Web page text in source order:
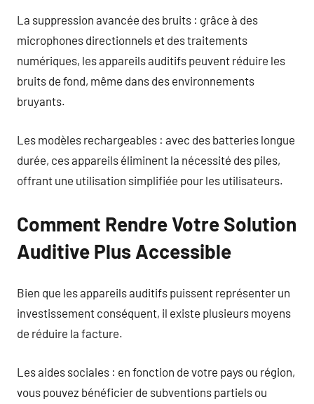
La suppression avancée des bruits : grâce à des
microphones directionnels et des traitements
numériques, les appareils auditifs peuvent réduire les
bruits de fond, même dans des environnements
bruyants.
Les modèles rechargeables : avec des batteries longue
durée, ces appareils éliminent la nécessité des piles,
offrant une utilisation simplifiée pour les utilisateurs.
Comment Rendre Votre Solution
Auditive Plus Accessible
Bien que les appareils auditifs puissent représenter un
investissement conséquent, il existe plusieurs moyens
de réduire la facture.
Les aides sociales : en fonction de votre pays ou région,
vous pouvez bénéficier de subventions partiels ou